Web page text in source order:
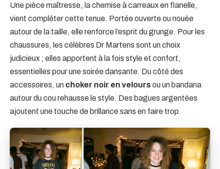
Une pièce maîtresse, la chemise à carreaux en flanelle,
vient compléter cette tenue. Portée ouverte ou nouée
autour de la taille, elle renforce l’esprit du grunge. Pour les
chaussures, les célèbres Dr Martens sont un choix
judicieux ; elles apportent à la fois style et confort,
essentielles pour une soirée dansante. Du côté des
accessoires, un choker noir en veloursou un bandana
autour du cou rehausse le style. Des bagues argentées
ajoutent une touche de brillance sans en faire trop.